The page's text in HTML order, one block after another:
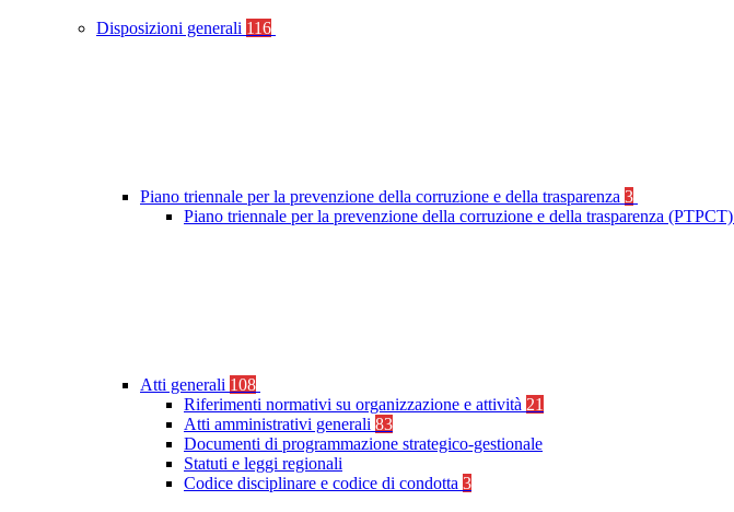
Disposizioni generali 116
Piano triennale per la prevenzione della corruzione e della trasparenza 3
Piano triennale per la prevenzione della corruzione e della trasparenza (PTPCT)
Atti generali 108
Riferimenti normativi su organizzazione e attività 21
Atti amministrativi generali 83
Documenti di programmazione strategico-gestionale
Statuti e leggi regionali
Codice disciplinare e codice di condotta 3